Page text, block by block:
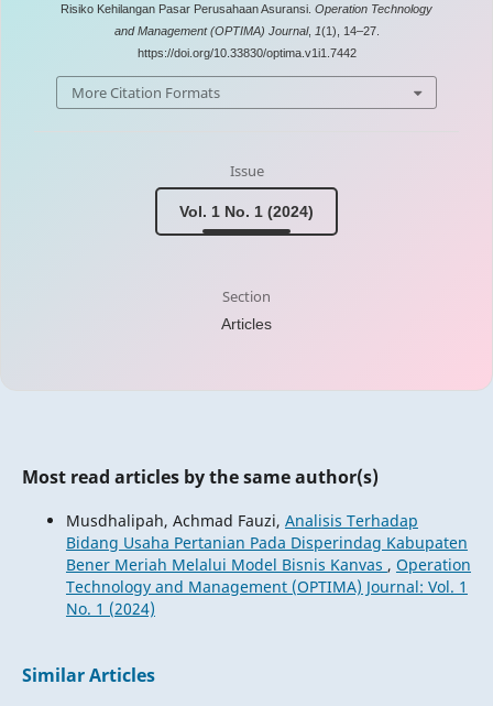
Risiko Kehilangan Pasar Perusahaan Asuransi. Operation Technology
and Management (OPTIMA) Journal, 1(1), 14–27.
https://doi.org/10.33830/optima.v1i1.7442
More Citation Formats
Issue
Vol. 1 No. 1 (2024)
Section
Articles
Most read articles by the same author(s)
Musdhalipah, Achmad Fauzi, Analisis Terhadap
Bidang Usaha Pertanian Pada Disperindag Kabupaten
Bener Meriah Melalui Model Bisnis Kanvas , Operation
Technology and Management (OPTIMA) Journal: Vol. 1
No. 1 (2024)
Similar Articles